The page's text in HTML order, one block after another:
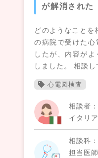
が解消された
どのようなことを
の病院で受けた心
したが、内容が
しました。 相談
心電図検査
相談者
イタリ
相談科
担当医